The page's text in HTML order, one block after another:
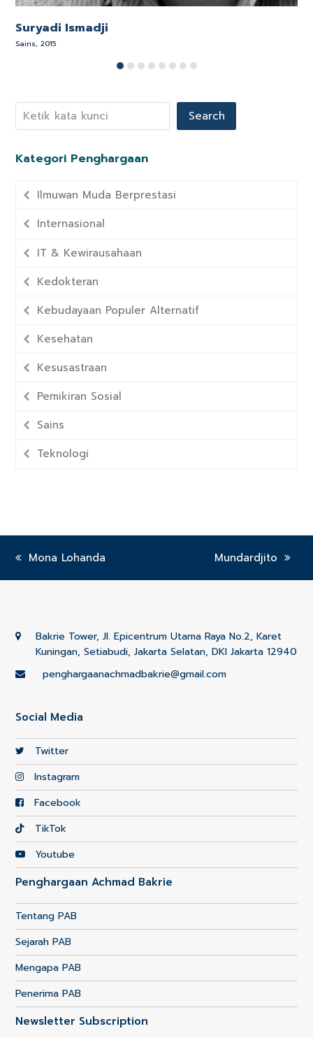
Suryadi Ismadji
Sains, 2015
Search
Kategori Penghargaan
Ilmuwan Muda Berprestasi
Internasional
IT & Kewirausahaan
Kedokteran
Kebudayaan Populer Alternatif
Kesehatan
Kesusastraan
Pemikiran Sosial
Sains
Teknologi
previous
Mona Lohanda
next
Mundardjito
Bakrie Tower, Jl. Epicentrum Utama Raya No.2, Karet
Kuningan, Setiabudi, Jakarta Selatan, DKI Jakarta 12940
penghargaanachmadbakrie@gmail.com
Social Media
Twitter
Instagram
Facebook
TikTok
Youtube
Penghargaan Achmad Bakrie
Tentang PAB
Sejarah PAB
Mengapa PAB
Penerima PAB
Newsletter Subscription